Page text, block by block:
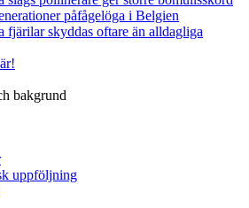
påfågelöga i Belgien
fjärilar skyddas oftare än alldagliga
bakgrund
uppföljning